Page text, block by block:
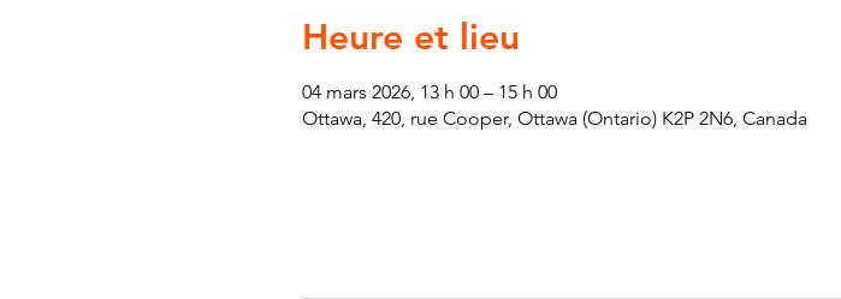
Heure et lieu
04 mars 2026, 13 h 00 – 15 h 00
Ottawa, 420, rue Cooper, Ottawa (Ontario) K2P 2N6, Canada